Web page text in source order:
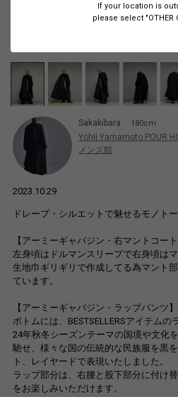
If your location is
please select "OTHER
Sakakibara 180cm
Yohji Yamamoto POUR
メンズ館
2023.10.29
ドレープ・シルエットで魅せるモノト
【アーミーギャバジン・右マントコート
左身頃はドルマンスリープで右身頃は
生地巾ギリギリで作成してる為マント
ています。
【アーミーギャバジン・ラップパンツ】
ボトムには、BESTSELLERSアイテム
24年秋冬シーズンテーマの国境や文化
馳せ、様々な国の伝統的な民族服を黒
ト、レイヤードで表現いたしました。
ラップ部分は、右腰と股下部分に付け
をお楽しみいただけます。